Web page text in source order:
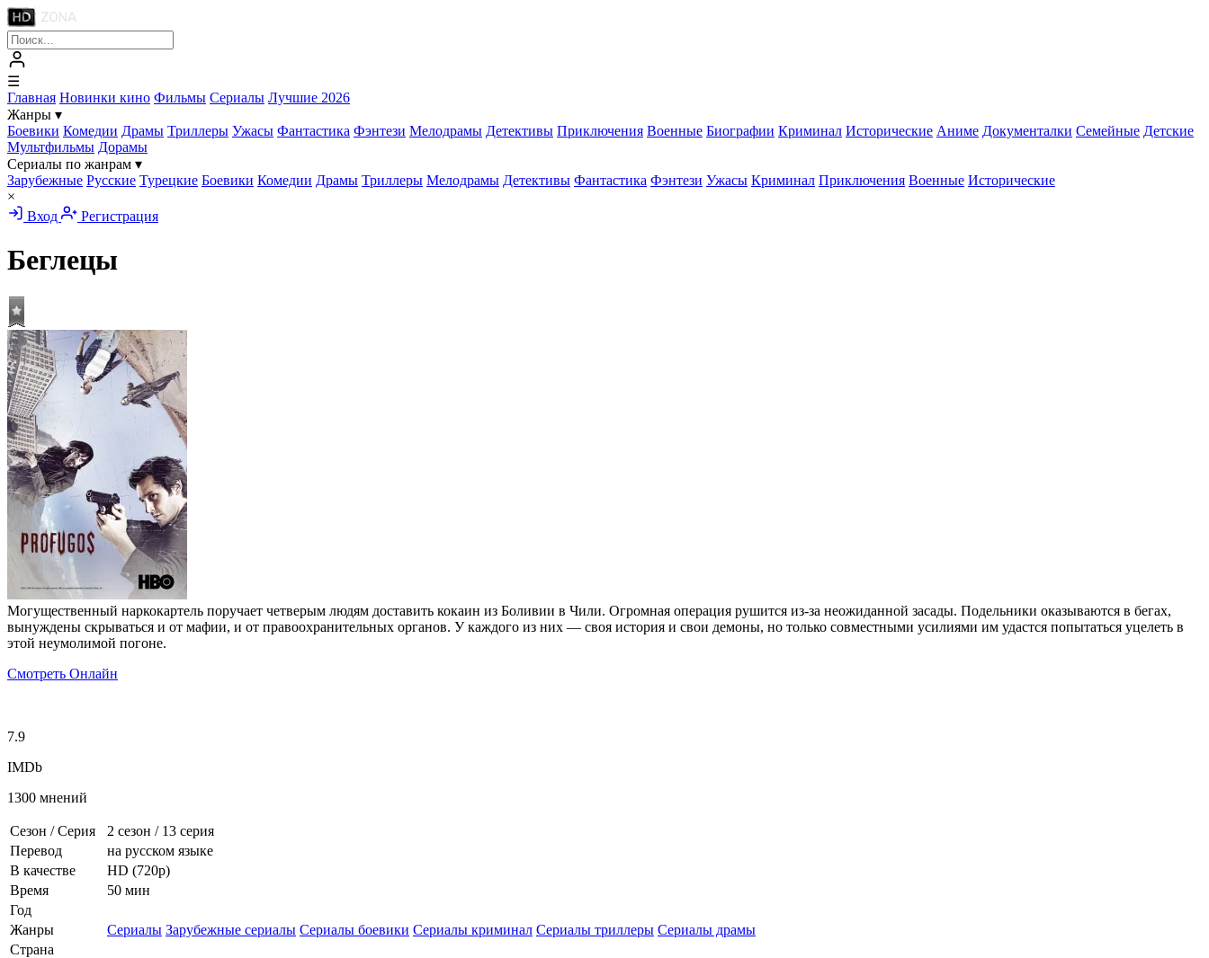
☰
Главная Новинки кино Фильмы Сериалы Лучшие 2026
Жанры ▾
Боевики Комедии Драмы Триллеры Ужасы Фантастика Фэнтези Мелодрамы Детективы Приключения Военные Биографии Криминал Исторические Аниме Документалки Семейные Детские
Мультфильмы Дорамы
Сериалы по жанрам ▾
Зарубежные Русские Турецкие Боевики Комедии Драмы Триллеры Мелодрамы Детективы Фантастика Фэнтези Ужасы Криминал Приключения Военные Исторические
×
Вход
Регистрация
Беглецы
Могущественный наркокартель поручает четверым людям доставить кокаин из Боливии в Чили. Огромная операция рушится из‑за неожиданной засады. Подельники оказываются в бегах,
вынуждены скрываться и от мафии, и от правоохранительных органов. У каждого из них — своя история и свои демоны, но только совместными усилиями им удастся попытаться уцелеть в
этой неумолимой погоне.
Смотреть Онлайн
7.9
IMDb
1300 мнений
Сезон / Серия 2 сезон / 13 серия
Перевод
на русском языке
В качестве
HD (720p)
Время
50 мин
Год
Жанры
Сериалы Зарубежные сериалы Сериалы боевики Сериалы криминал Сериалы триллеры Сериалы драмы
Страна